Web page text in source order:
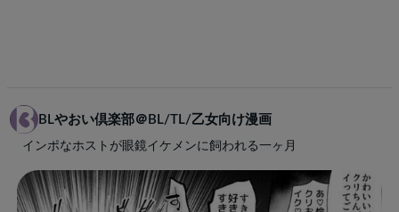
BLやおい倶楽部＠BL/TL/乙女向け漫画
インポなホストが眼鏡イケメンに飼われる一ヶ月